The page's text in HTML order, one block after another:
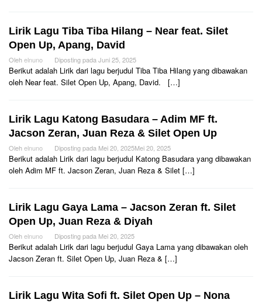
Lirik Lagu Tiba Tiba Hilang – Near feat. Silet
Open Up, Apang, David
Olehelnuno Diposting pada Juni 25, 2025
Berikut adalah Lirik dari lagu berjudul Tiba Tiba Hilang yang dibawakan
oleh Near feat. Silet Open Up, Apang, David. […]
Lirik Lagu Katong Basudara – Adim MF ft.
Jacson Zeran, Juan Reza & Silet Open Up
Olehelnuno Diposting pada Mei 20, 2025Mei 20, 2025
Berikut adalah Lirik dari lagu berjudul Katong Basudara yang dibawakan
oleh Adim MF ft. Jacson Zeran, Juan Reza & Silet […]
Lirik Lagu Gaya Lama – Jacson Zeran ft. Silet
Open Up, Juan Reza & Diyah
Olehelnuno Diposting pada Mei 20, 2025
Berikut adalah Lirik dari lagu berjudul Gaya Lama yang dibawakan oleh
Jacson Zeran ft. Silet Open Up, Juan Reza & […]
Lirik Lagu Wita Sofi ft. Silet Open Up – Nona